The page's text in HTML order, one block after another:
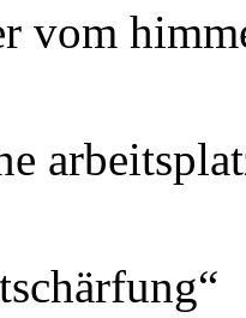
vom